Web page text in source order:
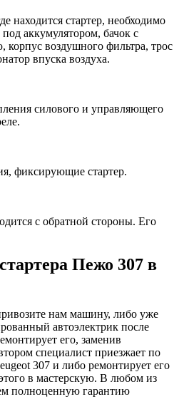
находится стартер, необходимо
аккумулятором, бачок с
корпус воздушного фильтра, трос
впуска воздуха.
силового и управляющего
фиксирующие стартер.
с обратной стороны. Его
Пежо 307 в
нам машину, либо уже
автоэлектрик после
его, заменив
специалист приезжает по
307 и либо ремонтирует его
в мастерскую. В любом из
полноценную гарантию